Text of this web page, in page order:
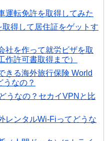
運転免許を取得してみた
得して居住証をゲットす
社を作って就労ビザを取
作許可書取得まで）
きる海外旅行保険 World
うなの？
うなの？セカイVPNと比
レンタルWi-Fiってどうな